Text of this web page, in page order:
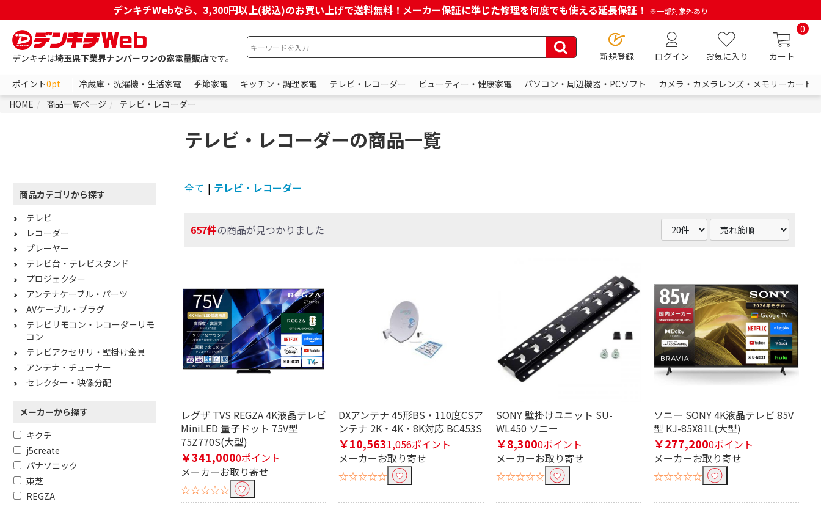
デンキチWebなら、3,300円以上(税込)のお買い上げで送料無料！メーカー保証に準じた修理を何度でも使える延長保証！ ※一部対象外あり
デンキチは埼玉県下業界ナンバーワンの家電量販店です。 新規登録 ログイン お気に入り
0
カート
ポイント0pt 冷蔵庫・洗濯機・生活家電 季節家電 キッチン・調理家電 テレビ・レコーダー ビューティー・健康家電 パソコン・周辺機器・PCソフト
カメラ・カメラレンズ・メモリーカード
HOME
商品一覧ページ テレビ・レコーダー
テレビ・レコーダーの商品一覧
全て | テレビ・レコーダー
657件の商品が見つかりました
レグザ TVS REGZA 4K液晶テレビ
MiniLED 量子ドット 75V型
75Z770S(大型)
￥341,0000ポイント
メーカーお取り寄せ
☆☆☆☆☆
DXアンテナ 45形BS・110度CSア
ンテナ 2K・4K・8K対応 BC453S
￥10,5631,056ポイント
メーカーお取り寄せ
☆☆☆☆☆
SONY 壁掛けユニット SU-
WL450 ソニー
￥8,3000ポイント
メーカーお取り寄せ
☆☆☆☆☆
ソニー SONY 4K液晶テレビ 85V
型 KJ-85X81L(大型)
￥277,2000ポイント
メーカーお取り寄せ
☆☆☆☆☆
商品カテゴリから探す
テレビ
レコーダー
プレーヤー
テレビ台・テレビスタンド
プロジェクター
アンテナケーブル・パーツ
AVケーブル・プラグ
テレビリモコン・レコーダーリモ
コン
テレビアクセサリ・壁掛け金具
アンテナ・チューナー
セレクター・映像分配
メーカーから探す
キクチ
j5create
パナソニック
東芝
REGZA